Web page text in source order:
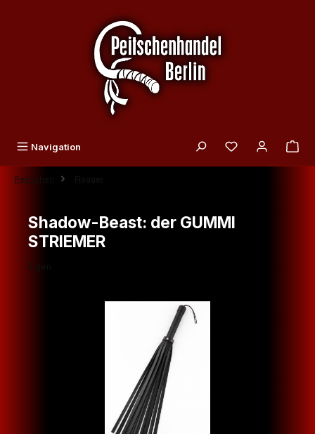
Navigation Du hast 0
Peitschen
Shadow-Beast: der GUMMI
STRIEMER
Eigen